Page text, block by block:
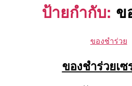
ป้ายกำกับ: ข
ของชำร่วย
ของชำร่วยเ